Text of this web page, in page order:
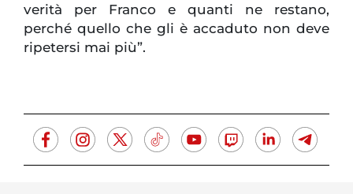
verità per Franco e quanti ne restano,
perché quello che gli è accaduto non deve
ripetersi mai più”.